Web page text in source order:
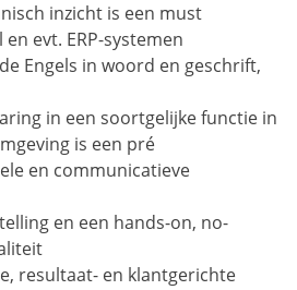
inzicht is een must
en evt. ERP-systemen
Engels in woord en geschrift,
in een soortgelijke functie in
is een pré
en communicatieve
en een hands-on, no-
resultaat- en klantgerichte